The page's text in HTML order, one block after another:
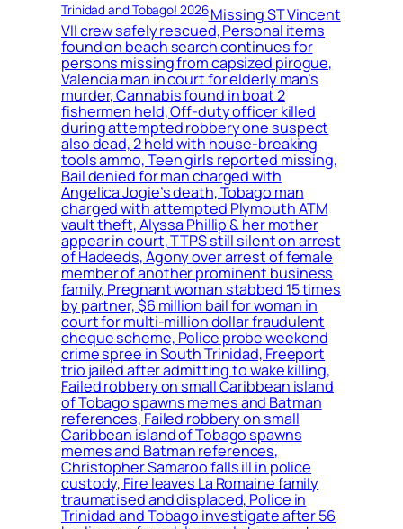
Trinidad and Tobago! 2026Missing ST Vincent
VII crew safely rescued, Personal items
found on beach search continues for
persons missing from capsized pirogue,
Valencia man in court for elderly man’s
murder, Cannabis found in boat 2
fishermen held, Off-duty officer killed
during attempted robbery one suspect
also dead, 2 held with house-breaking
tools ammo, Teen girls reported missing,
Bail denied for man charged with
Angelica Jogie’s death, Tobago man
charged with attempted Plymouth ATM
vault theft, Alyssa Phillip & her mother
appear in court, TTPS still silent on arrest
of Hadeeds, Agony over arrest of female
member of another prominent business
family, Pregnant woman stabbed 15 times
by partner, $6 million bail for woman in
court for multi-million dollar fraudulent
cheque scheme, Police probe weekend
crime spree in South Trinidad, Freeport
trio jailed after admitting to wake killing,
Failed robbery on small Caribbean island
of Tobago spawns memes and Batman
references, Failed robbery on small
Caribbean island of Tobago spawns
memes and Batman references,
Christopher Samaroo falls ill in police
custody, Fire leaves La Romaine family
traumatised and displaced, Police in
Trinidad and Tobago investigate after 56